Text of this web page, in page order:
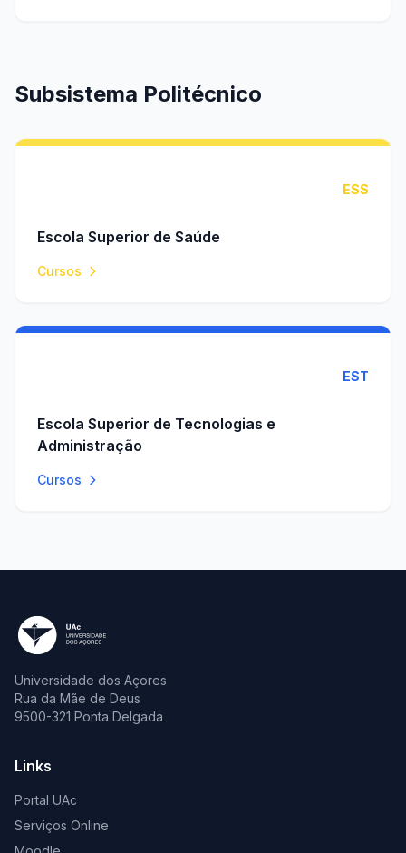
Subsistema Politécnico
ESS
Escola Superior de Saúde
Cursos
EST
Escola Superior de Tecnologias e
Administração
Cursos
Universidade dos Açores
Rua da Mãe de Deus
9500-321 Ponta Delgada
Links
Portal UAc
Serviços Online